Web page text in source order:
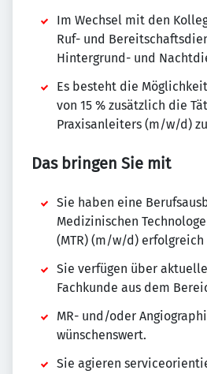
Im Wechsel mit den
Ruf- und
Hintergrund- und
Es besteht die
von 15 % zusätzlich die
Praxisanleiters (m/w/d)
Das bringen Sie mit
Sie haben eine
Medizinischen
(MTR) (m/w/d) erfolgreich
Sie verfügen über
Fachkunde aus dem
MR- und/oder
wünschenswert.
Sie agieren